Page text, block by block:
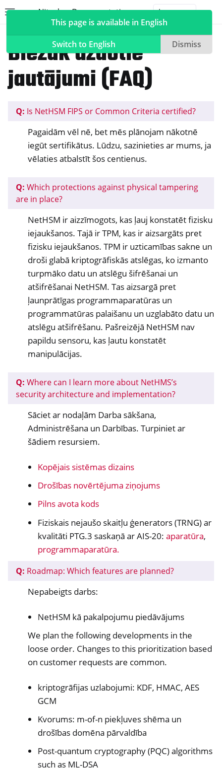
Nitrokey Documentation
navigation of NitroPad, NitroPC
navigation of NextBox
navigation of NetHSM
navigation of Container
navigation of NitroWall
navigation of NitroWall NW750
Biežāk uzdotie
jautājumi (FAQ)
Q: Is NetHSM FIPS or Common Criteria certified?
Pagaidām vēl nē, bet mēs plānojam nākotnē
iegūt sertifikātus. Lūdzu, sazinieties ar mums, ja
vēlaties atbalstīt šos centienus.
Q: Which protections against physical tampering
are in place?
NetHSM ir aizzīmogots, kas ļauj konstatēt fizisku
iejaukšanos. Tajā ir TPM, kas ir aizsargāts pret
fizisku iejaukšanos. TPM ir uzticamības sakne un
droši glabā kriptogrāfiskās atslēgas, ko izmanto
turpmāko datu un atslēgu šifrēšanai un
atšifrēšanai NetHSM. Tas aizsargā pret
ļaunprātīgas programmaparatūras un
programmatūras palaišanu un uzglabāto datu un
atslēgu atšifrēšanu. Pašreizējā NetHSM nav
papildu sensoru, kas ļautu konstatēt
manipulācijas.
Q: Where can I learn more about NetHMS’s
security architecture and implementation?
Sāciet ar nodaļām Darba sākšana,
Administrēšana un Darbības. Turpiniet ar
šādiem resursiem.
Kopējais sistēmas dizains
Drošības novērtējuma ziņojums
Pilns avota kods
Fiziskais nejaušo skaitļu ģenerators (TRNG) ar
kvalitāti PTG.3 saskaņā ar AIS-20:aparatūra,
programmaparatūra.
Q: Roadmap: Which features are planned?
Nepabeigts darbs:
NetHSM kā pakalpojumu piedāvājums
We plan the following developments in the
loose order. Changes to this prioritization based
on customer requests are common.
kriptogrāfijas uzlabojumi: KDF, HMAC, AES
GCM
Kvorums: m-of-n piekļuves shēma un
drošības domēna pārvaldība
Post-quantum cryptography (PQC) algorithms
such as ML-DSA
This page is available in English
Switch to English
Dismiss